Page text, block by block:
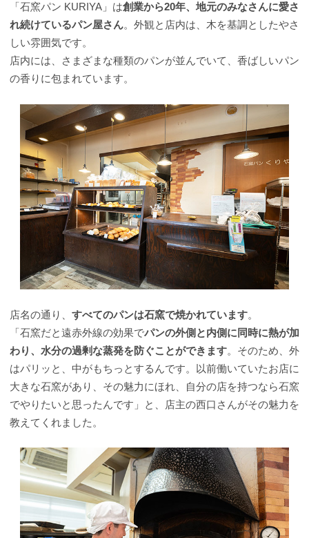
「石窯パン KURIYA」は創業から20年、地元のみなさんに愛さ
れ続けているパン屋さん。外観と店内は、木を基調としたやさ
しい雰囲気です。
店内には、さまざまな種類のパンが並んでいて、香ばしいパン
の香りに包まれています。
店名の通り、 すべてのパンは石窯で焼かれています。
「石窯だと遠赤外線の効果でパンの外側と内側に同時に熱が加
わり、水分の過剰な蒸発を防ぐことができます。そのため、外
はパリッと、中がもちっとするんです。以前働いていたお店に
大きな石窯があり、その魅力にほれ、自分の店を持つなら石窯
でやりたいと思ったんです」と、店主の西口さんがその魅力を
教えてくれました。